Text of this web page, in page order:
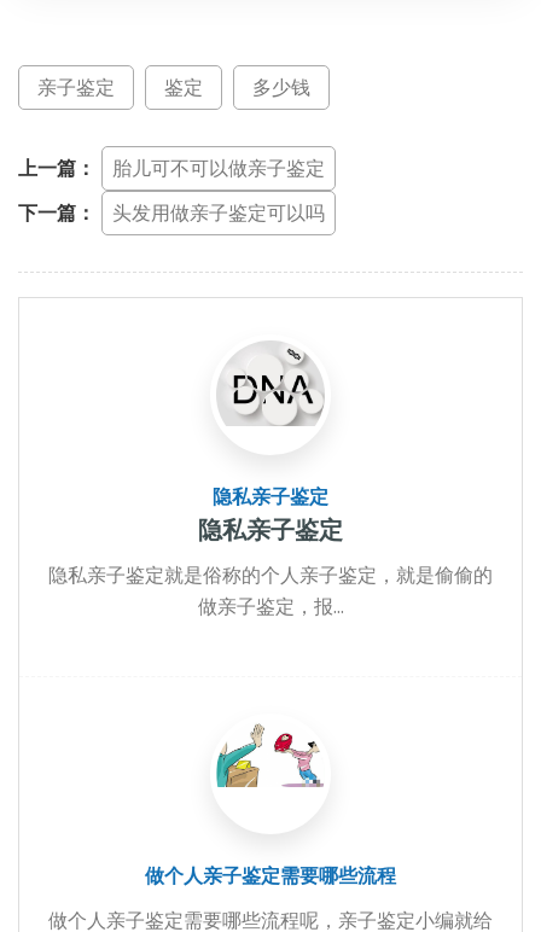
亲子鉴定 鉴定 多少钱
上一篇：
胎儿可不可以做亲子鉴定
下一篇：
头发用做亲子鉴定可以吗
隐私亲子鉴定
隐私亲子鉴定
隐私亲子鉴定就是俗称的个人亲子鉴定，就是偷偷的
做亲子鉴定，报...
做个人亲子鉴定需要哪些流程
做个人亲子鉴定需要哪些流程呢，亲子鉴定小编就给